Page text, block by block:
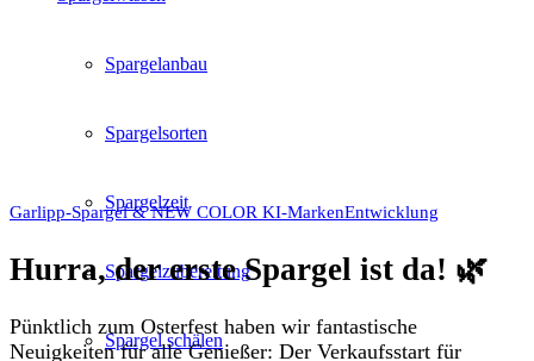
Spargelanbau
Spargelsorten
Spargelzeit
Spargelzubereitung
Spargel schälen
Garlipp-Spargel & NEW COLOR KI-MarkenEntwicklung
Hurra, der erste Spargel ist da! 🌿
Pünktlich zum Osterfest haben wir fantastische
Neuigkeiten für alle Genießer: Der Verkaufsstart für